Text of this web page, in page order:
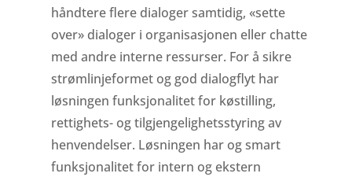
håndtere flere dialoger samtidig, «sette
over» dialoger i organisasjonen eller chatte
med andre interne ressurser. For å sikre
strømlinjeformet og god dialogflyt har
løsningen funksjonalitet for køstilling,
rettighets- og tilgjengelighetsstyring av
henvendelser. Løsningen har og smart
funksjonalitet for intern og ekstern